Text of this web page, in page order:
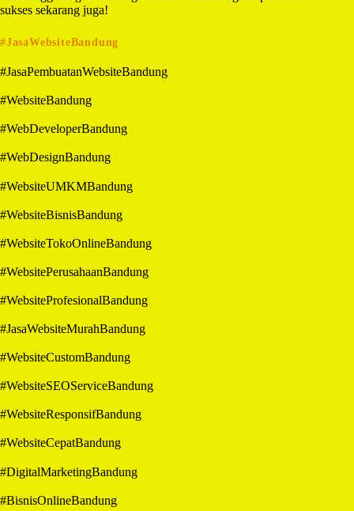
sukses sekarang juga!
#JasaWebsiteBandung
#JasaPembuatanWebsiteBandung
#WebsiteBandung
#WebDeveloperBandung
#WebDesignBandung
#WebsiteUMKMBandung
#WebsiteBisnisBandung
#WebsiteTokoOnlineBandung
#WebsitePerusahaanBandung
#WebsiteProfesionalBandung
#JasaWebsiteMurahBandung
#WebsiteCustomBandung
#WebsiteSEOServiceBandung
#WebsiteResponsifBandung
#WebsiteCepatBandung
#DigitalMarketingBandung
#BisnisOnlineBandung